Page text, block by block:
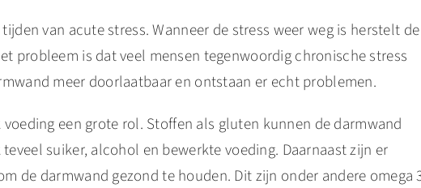
van acute stress. Wanneer de stress weer weg is herstelt de
probleem is dat veel mensen tegenwoordig chronische stress
meer doorlaatbaar en ontstaan er echt problemen.
een grote rol. Stoffen als gluten kunnen de darmwand
suiker, alcohol en bewerkte voeding. Daarnaast zijn er
de darmwand gezond te houden. Dit zijn onder andere omega